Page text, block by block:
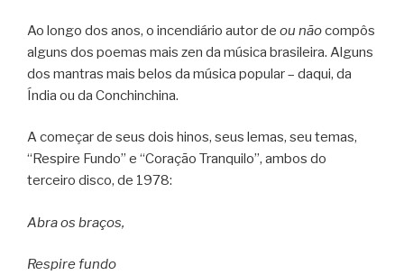
Ao longo dos anos, o incendiário autor de ou nãocompôs
alguns dos poemas mais zen da música brasileira. Alguns
dos mantras mais belos da música popular – daqui, da
Índia ou da Conchinchina.
A começar de seus dois hinos, seus lemas, seu temas,
“Respire Fundo” e “Coração Tranquilo”, ambos do
terceiro disco, de 1978:
Abra os braços,
Respire fundo